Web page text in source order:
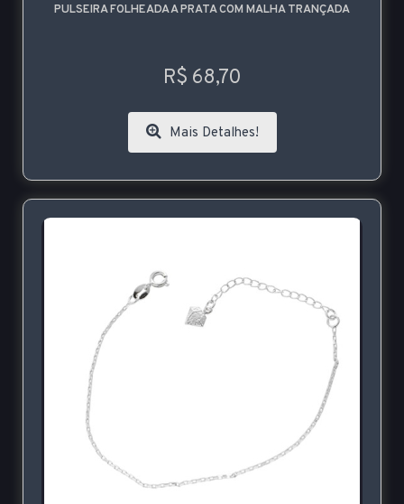
PULSEIRA FOLHEADA A PRATA COM MALHA TRANÇADA
R$ 68,70
Mais Detalhes!